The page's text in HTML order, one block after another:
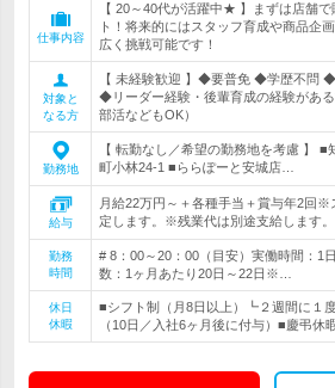
仕事内容
【 20～40代が活躍中★ 】まずは店舗
ト！将来的にはスタッフ育成や商品企
広く挑戦可能です！
対象と
なる方
【 未経験歓迎 】◆要普免 ◆学歴不問
◆リーダー経験・後輩育成の経験があ
部活などもOK）
勤務地
【 転勤なし／希望の勤務地を考慮 】 ■
町小林24-1 ■ららぽーと安城店…
給与
月給22万円～＋各種手当＋賞与年2回※
定します。※残業代は別途支給します
勤務
時間
# 8：00～20：00（目安）実働時間：1
数：1ヶ月あたり20日～22日※…
休日
休暇
■シフト制（月8日以上）┗２週間に１
（10日／入社6ヶ月後に付与）■慶弔休